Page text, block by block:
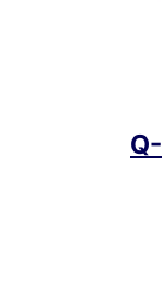
سورس لیزر فایبر MAX مدل Q-